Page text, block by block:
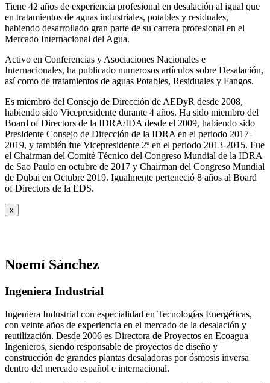
Tiene 42 años de experiencia profesional en desalación al igual que
en tratamientos de aguas industriales, potables y residuales,
habiendo desarrollado gran parte de su carrera profesional en el
Mercado Internacional del Agua.
Activo en Conferencias y Asociaciones Nacionales e
Internacionales, ha publicado numerosos artículos sobre Desalación,
así como de tratamientos de aguas Potables, Residuales y Fangos.
Es miembro del Consejo de Dirección de AEDyR desde 2008,
habiendo sido Vicepresidente durante 4 años. Ha sido miembro del
Board of Directors de la IDRA/IDA desde el 2009, habiendo sido
Presidente Consejo de Dirección de la IDRA en el periodo 2017-
2019, y también fue Vicepresidente 2º en el periodo 2013-2015. Fue
el Chairman del Comité Técnico del Congreso Mundial de la IDRA
de Sao Paulo en octubre de 2017 y Chairman del Congreso Mundial
de Dubai en Octubre 2019. Igualmente perteneció 8 años al Board
of Directors de la EDS.
x
Noemí Sánchez
Ingeniera Industrial
Ingeniera Industrial con especialidad en Tecnologías Energéticas,
con veinte años de experiencia en el mercado de la desalación y
reutilización. Desde 2006 es Directora de Proyectos en Ecoagua
Ingenieros, siendo responsable de proyectos de diseño y
construcción de grandes plantas desaladoras por ósmosis inversa
dentro del mercado español e internacional.